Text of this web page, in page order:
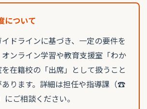
について
ドラインに基づき、一定の要件を
ンライン学習や教育支援室「わか
在籍校の「出席」として扱うこと
ります。詳細は担任や指導課（☎
ご相談ください。